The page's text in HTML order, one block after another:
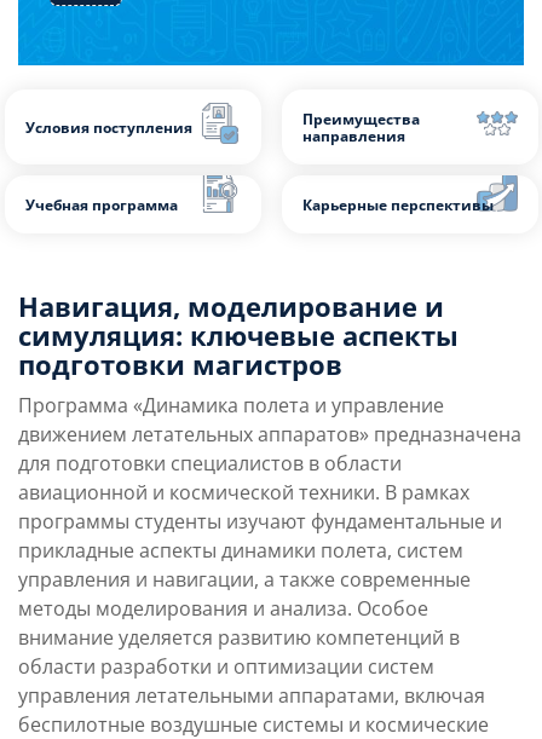
0
Бюджетные места
0
Платные места
Условия поступления
Преимущества
направления
Учебная программа Карьерные
Навигация, моделирование и
симуляция: ключевые аспекты
подготовки магистров
Программа «Динамика полета и управление
движением летательных аппаратов» предназначена
для подготовки специалистов в области
авиационной и космической техники. В рамках
программы студенты изучают фундаментальные и
прикладные аспекты динамики полета, систем
управления и навигации, а также современные
методы моделирования и анализа. Особое
внимание уделяется развитию компетенций в
области разработки и оптимизации систем
управления летательными аппаратами, включая
беспилотные воздушные системы и космические